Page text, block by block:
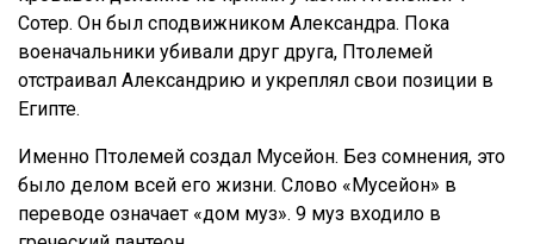
Сотер. Он был сподвижником Александра. Пока
военачальники убивали друг друга, Птолемей
отстраивал Александрию и укреплял свои позиции в
Египте.
Именно Птолемей создал Мусейон. Без сомнения, это
было делом всей его жизни. Слово «Мусейон» в
переводе означает «дом муз». 9 муз входило в